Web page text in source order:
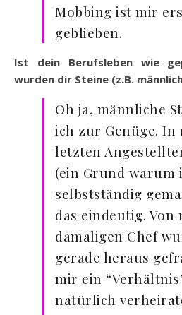
Mobbing ist mir
geblieben.
Ist dein Berufsleben wie
wurden dir Steine (z.B.
Oh ja, männliche
ich zur Genüge. In
letzten
(ein Grund warum
selbstständig
das eindeutig. Von
damaligen Chef
gerade heraus
mir ein
natürlich